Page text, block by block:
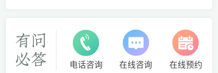
电话咨询 在线咨询 在线预约